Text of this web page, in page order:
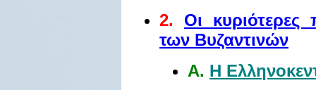
2. Οι κυριότερες
των Βυζαντινών
Α. Η